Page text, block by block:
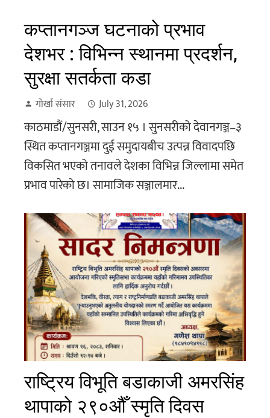
कप्तानगञ्ज घटनाको प्रभाव
देशभर : विभिन्न स्थानमा प्रदर्शन,
सुरक्षा सतर्कता कडा
गोर्खा संसार July 31, 2026
काठमाडौं/सुनसरी, साउन १५ । सुनसरीको देवानगञ्ज–३
स्थित कप्तानगञ्जमा दुई समुदायबीच उत्पन्न विवादपछि
विकसित भएको तनावले देशका विभिन्न जिल्लामा समेत
प्रभाव पारेको छ। सामाजिक सञ्जालमार...
राष्ट्रिय विभूति बडाकाजी अमरसिंह
थापाको २९०औँ स्मृति दिवस